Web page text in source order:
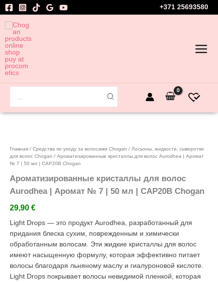
Перейти
к
содержимому
+371 25693580
Главная / Средства по уходу за волосами Chogan / Лосьоны, жидкости, сыворотки
для волос Chogan / Ароматизированные кристаллы для волос Aurodhea | Аромат
№ 7 | 50 мл | CAP20B Chogan
Ароматизированные кристаллы для волос
Aurodhea | Аромат № 7 | 50 мл | CAP20B Chogan
29,90 €
Light Drops — это продукт Aurodhea, разработанный для
придания блеска сухим, поврежденным и химически
обработанным волосам. Эти жидкие кристаллы для волос
имеют насыщенную формулу, которая эффективно питает
волосы благодаря льняному маслу и гиалуроновой кислоте.
Light Drops покрывает волосы невидимой пленкой, которая